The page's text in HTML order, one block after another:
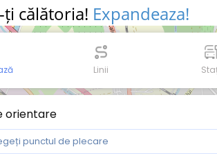
ți călătoria! Expandeaza!